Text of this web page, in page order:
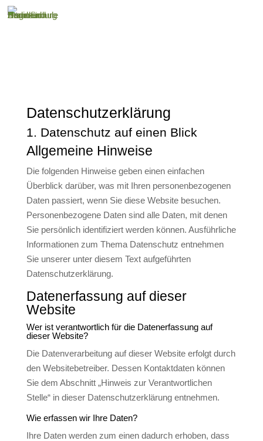
Datenschutz­erklärung
1. Datenschutz auf einen Blick
Allgemeine Hinweise
Die folgenden Hinweise geben einen einfachen
Überblick darüber, was mit Ihren personenbezogenen
Daten passiert, wenn Sie diese Website besuchen.
Personenbezogene Daten sind alle Daten, mit denen
Sie persönlich identifiziert werden können. Ausführliche
Informationen zum Thema Datenschutz entnehmen
Sie unserer unter diesem Text aufgeführten
Datenschutzerklärung.
Datenerfassung auf dieser
Website
Wer ist verantwortlich für die Datenerfassung auf
dieser Website?
Die Datenverarbeitung auf dieser Website erfolgt durch
den Websitebetreiber. Dessen Kontaktdaten können
Sie dem Abschnitt „Hinweis zur Verantwortlichen
Stelle“ in dieser Datenschutzerklärung entnehmen.
Wie erfassen wir Ihre Daten?
Ihre Daten werden zum einen dadurch erhoben, dass